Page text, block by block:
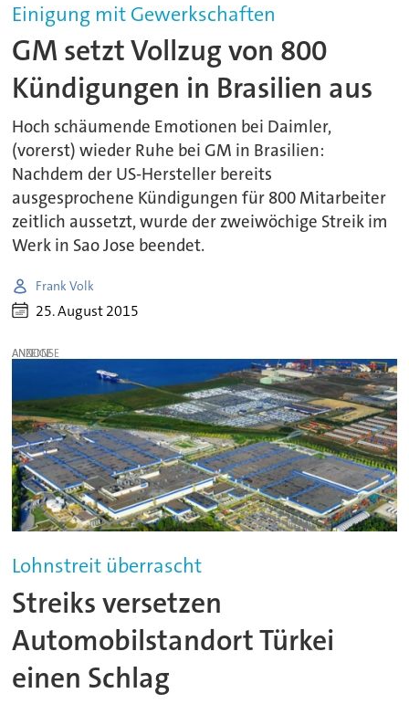
Einigung mit Gewerkschaften
GM setzt Vollzug von 800
Kündigungen in Brasilien aus
Hoch schäumende Emotionen bei Daimler,
(vorerst) wieder Ruhe bei GM in Brasilien:
Nachdem der US-Hersteller bereits
ausgesprochene Kündigungen für 800 Mitarbeiter
zeitlich aussetzt, wurde der zweiwöchige Streik im
Werk in Sao Jose beendet.
Frank Volk
25. August 2015
ANZEIGE
Lohnstreit überrascht
Streiks versetzen
Automobilstandort Türkei
einen Schlag